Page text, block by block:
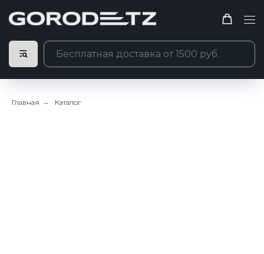
Главная → Каталог